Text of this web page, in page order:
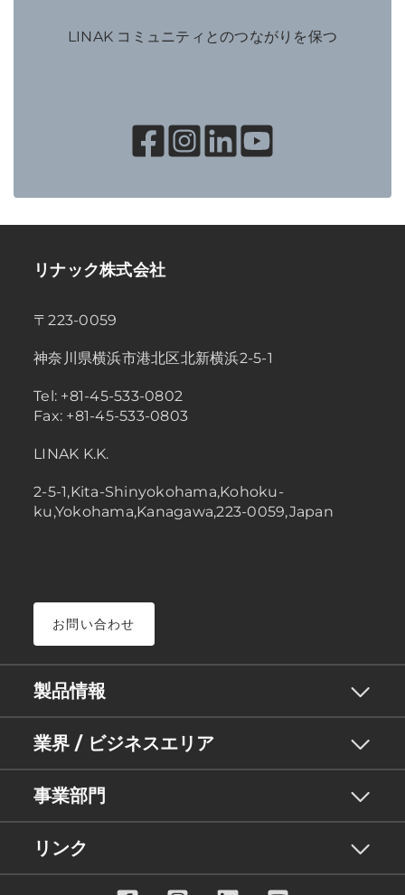
LINAK コミュニティとのつながりを保つ
リナック株式会社
〒223-0059
神奈川県横浜市港北区北新横浜2-5-1
Tel: +81-45-533-0802
Fax: +81-45-533-0803
LINAK K.K.
2-5-1,Kita-Shinyokohama,Kohoku-
ku,Yokohama,Kanagawa,223-0059,Japan
お問い合わせ
製品情報
業界 / ビジネスエリア
事業部門
リンク